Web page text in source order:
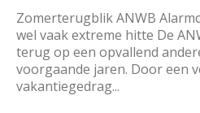
Zomerterugblik ANWB
wel vaak extreme hitte De
terug op een opvallend
voorgaande jaren. Door een
vakantiegedrag...